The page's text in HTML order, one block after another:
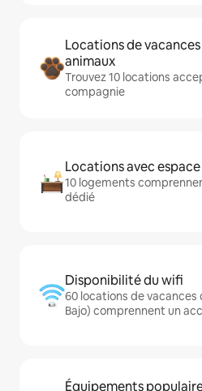
Locations de
animaux
Trouvez 10 locations
compagnie
Locations avec
10 logements
dédié
Disponibilité du wifi
60 locations de
Bajo) comprennent un
Équipements